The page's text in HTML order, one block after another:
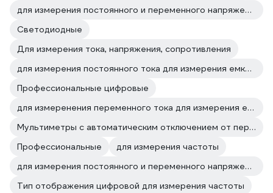
для измерения постоянного и переменного напряжения для измерения емкости
Светодиодные
Для измерения тока, напряжения, сопротивления
для измерения постоянного тока для измерения емкости
Профессиональные цифровые
для измеренения переменного тока для измерения емкости
Мультиметры с автоматическим отключением от перегрузки
Профессиональные
для измерения частоты
для измерения постоянного и переменного напряжения для измерения частоты
Тип отображения цифровой для измерения частоты